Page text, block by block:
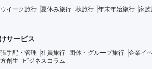
イーク旅行 夏休み旅行 秋旅行 年末年始旅行 家
サービス
手配・管理 社員旅行 団体・グループ旅行 企業イ
創生 ビジネスコラム